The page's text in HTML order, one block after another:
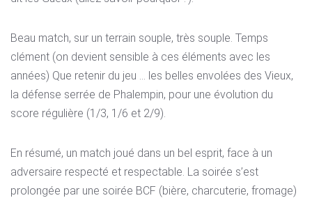
Beau match, sur un terrain souple, très souple. Temps
clément (on devient sensible à ces éléments avec les
années) Que retenir du jeu … les belles envolées des Vieux,
la défense serrée de Phalempin, pour une évolution du
score régulière (1/3, 1/6 et 2/9).
En résumé, un match joué dans un bel esprit, face à un
adversaire respecté et respectable. La soirée s’est
prolongée par une soirée BCF (bière, charcuterie, fromage)